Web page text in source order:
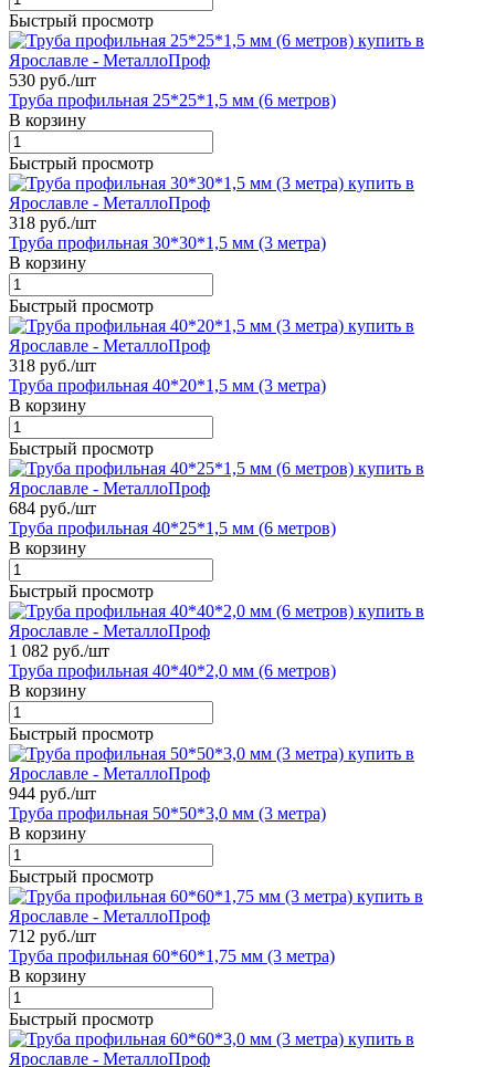
Быстрый просмотр
530 руб./шт
Труба профильная 25*25*1,5 мм (6 метров)
В корзину
Быстрый просмотр
318 руб./шт
Труба профильная 30*30*1,5 мм (3 метра)
В корзину
Быстрый просмотр
318 руб./шт
Труба профильная 40*20*1,5 мм (3 метра)
В корзину
Быстрый просмотр
684 руб./шт
Труба профильная 40*25*1,5 мм (6 метров)
В корзину
Быстрый просмотр
1 082 руб./шт
Труба профильная 40*40*2,0 мм (6 метров)
В корзину
Быстрый просмотр
944 руб./шт
Труба профильная 50*50*3,0 мм (3 метра)
В корзину
Быстрый просмотр
712 руб./шт
Труба профильная 60*60*1,75 мм (3 метра)
В корзину
Быстрый просмотр